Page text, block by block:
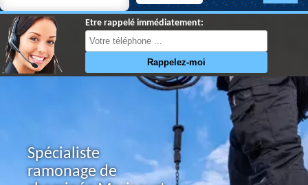
Etre rappelé immédiatement:
Spécialiste
ramonage de